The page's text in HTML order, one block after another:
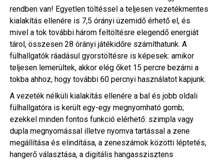
rendben van! Egyetlen töltéssel a teljesen vezetékmentes
kialakítás ellenére is 7,5 órányi üzemidő érhető el, és
mivel a tok további három feltöltésre elegendő energiát
tárol, összesen 28 órányi játékidőre számíthatunk. A
fülhallgatók ráadásul gyorstöltésre is képesek: amikor
teljesen lemerültek, akkor elég őket 15 percre bezárni a
tokba ahhoz, hogy további 60 percnyi használatot kapjunk.
A vezeték nélküli kialakítás ellenére a bal és jobb oldali
fülhallgatóra is került egy-egy megnyomható gomb;
ezekkel minden fontos funkció elérhető: szimpla vagy
dupla megnyomással illetve nyomva tartással a zene
megállítása és elindítása, a zeneszámok közötti léptetés,
hangerő választása, a digitális hangasszisztens